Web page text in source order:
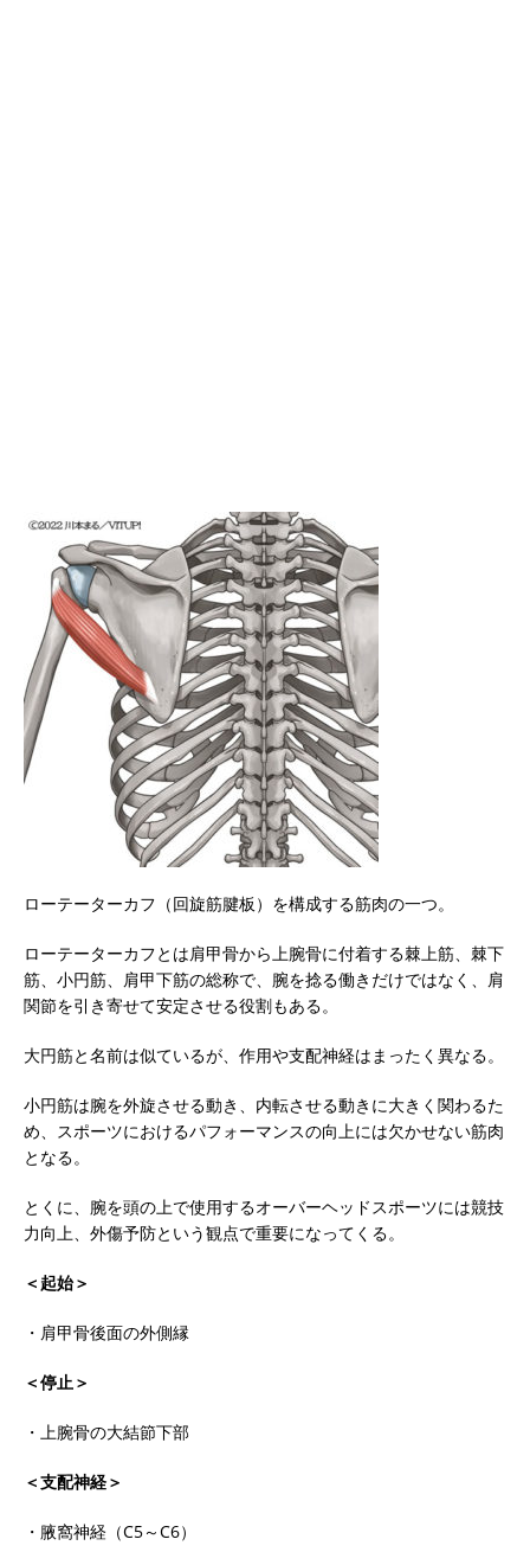
ローテーターカフ（回旋筋腱板）を構成する筋肉の一つ。
ローテーターカフとは肩甲骨から上腕骨に付着する棘上筋、棘下
筋、小円筋、肩甲下筋の総称で、腕を捻る働きだけではなく、肩
関節を引き寄せて安定させる役割もある。
大円筋と名前は似ているが、作用や支配神経はまったく異なる。
小円筋は腕を外旋させる動き、内転させる動きに大きく関わるた
め、スポーツにおけるパフォーマンスの向上には欠かせない筋肉
となる。
とくに、腕を頭の上で使用するオーバーヘッドスポーツには競技
力向上、外傷予防という観点で重要になってくる。
＜起始＞
・肩甲骨後面の外側縁
＜停止＞
・上腕骨の大結節下部
＜支配神経＞
・腋窩神経（C5～C6）